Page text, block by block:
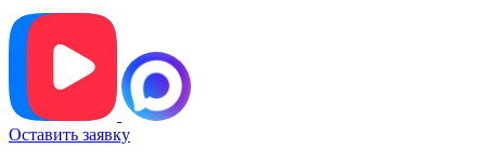
Оставить заявку